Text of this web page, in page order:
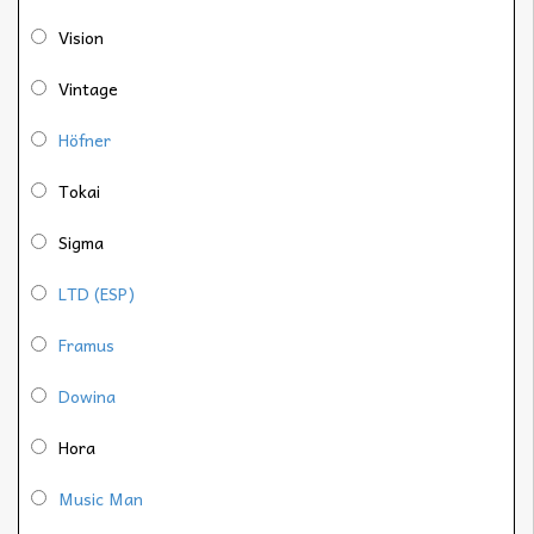
Vision
Vintage
Höfner
Tokai
Sigma
LTD (ESP)
Framus
Dowina
Hora
Music Man